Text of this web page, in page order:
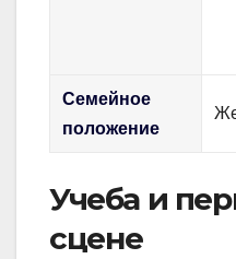
Семейное
положение
Учеба и
сцене